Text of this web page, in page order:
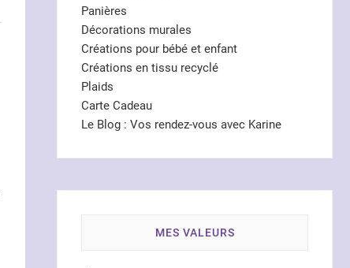
Panières
Décorations murales
Créations pour bébé et enfant
Créations en tissu recyclé
Plaids
Carte Cadeau
Le Blog : Vos rendez-vous avec Karine
MES VALEURS